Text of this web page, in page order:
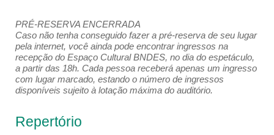
PRÉ-RESERVA ENCERRADA
Caso não tenha conseguido fazer a pré-reserva de seu lugar
pela internet, você ainda pode encontrar ingressos na
recepção do Espaço Cultural BNDES, no dia do espetáculo,
a partir das 18h. Cada pessoa receberá apenas um ingresso
com lugar marcado, estando o número de ingressos
disponíveis sujeito à lotação máxima do auditório.
Repertório